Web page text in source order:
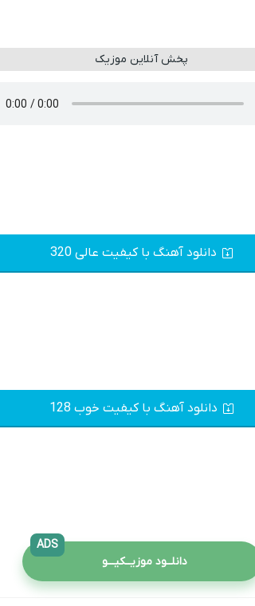
پخش آنلاین موزیک
دانلود آهنگ با کیفیت عالی 320
دانلود آهنگ با کیفیت خوب 128
دانلــود موزیــکیـــو
ADS